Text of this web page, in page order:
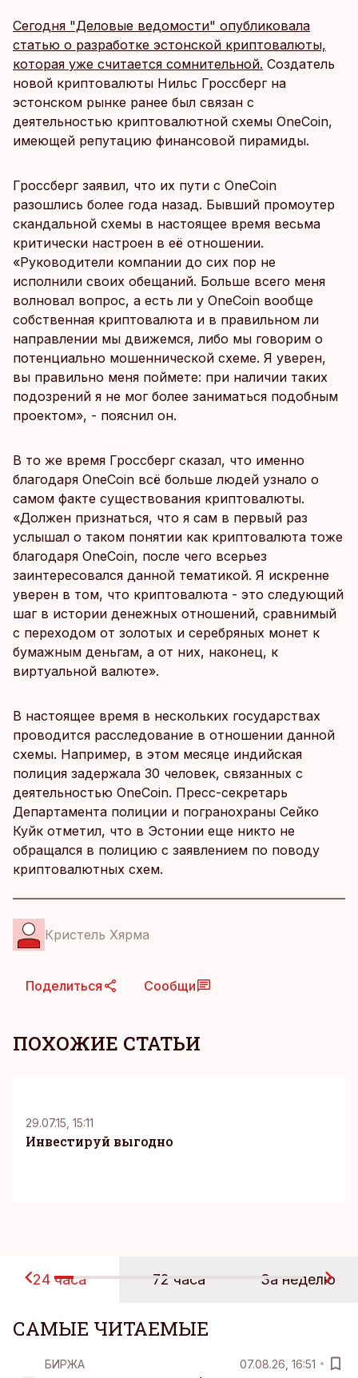
Сегодня "Деловые ведомости" опубликовала
статью о разработке эстонской криптовалюты,
которая уже считается сомнительной. Создатель
новой криптовалюты Нильс Гроссберг на
эстонском рынке ранее был связан с
деятельностью криптовалютной схемы OneCoin,
имеющей репутацию финансовой пирамиды.
Гроссберг заявил, что их пути с OneCoin
разошлись более года назад. Бывший промоутер
скандальной схемы в настоящее время весьма
критически настроен в её отношении.
«Руководители компании до сих пор не
исполнили своих обещаний. Больше всего меня
волновал вопрос, а есть ли у OneCoin вообще
собственная криптовалюта и в правильном ли
направлении мы движемся, либо мы говорим о
потенциально мошеннической схеме. Я уверен,
вы правильно меня поймете: при наличии таких
подозрений я не мог более заниматься подобным
проектом», - пояснил он.
В то же время Гроссберг сказал, что именно
благодаря OneCoin всё больше людей узнало о
самом факте существования криптовалюты.
«Должен признаться, что я сам в первый раз
услышал о таком понятии как криптовалюта тоже
благодаря OneCoin, после чего всерьез
заинтересовался данной тематикой. Я искренне
уверен в том, что криптовалюта - это следующий
шаг в истории денежных отношений, сравнимый
с переходом от золотых и серебряных монет к
бумажным деньгам, а от них, наконец, к
виртуальной валюте».
В настоящее время в нескольких государствах
проводится расследование в отношении данной
схемы. Например, в этом месяце индийская
полиция задержала 30 человек, связанных с
деятельностью OneCoin. Пресс-секретарь
Департамента полиции и погранохраны Сейко
Куйк отметил, что в Эстонии еще никто не
обращался в полицию с заявлением по поводу
криптовалютных схем.
Кристель Хярма
Поделиться Сообщи
ПОХОЖИЕ СТАТЬИ
29.07.15, 15:11
Инвестируй выгодно
24 часа 72 часа За неделю
САМЫЕ ЧИТАЕМЫЕ
БИРЖА 07.08.26, 16:51